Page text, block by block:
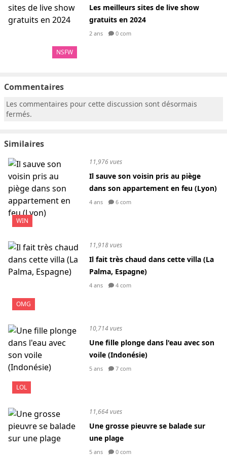
NSFW
Les meilleurs sites de live show
gratuits en 2024
2 ans 0 com
Commentaires
Les commentaires pour cette discussion sont désormais
fermés.
Similaires
WIN
11,976 vues
Il sauve son voisin pris au piège
dans son appartement en feu (Lyon)
4 ans 6 com
OMG
11,918 vues
Il fait très chaud dans cette villa (La
Palma, Espagne)
4 ans 4 com
LOL
10,714 vues
Une fille plonge dans l'eau avec son
voile (Indonésie)
5 ans 7 com
11,664 vues
Une grosse pieuvre se balade sur
une plage
5 ans 0 com